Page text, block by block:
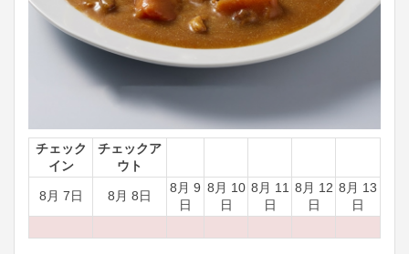
チェック
イン
チェックア
ウト
8月 7日 8月 8日
8月 9
日
8月 10
日
8月 11
日
8月 12
日
8月 13
日